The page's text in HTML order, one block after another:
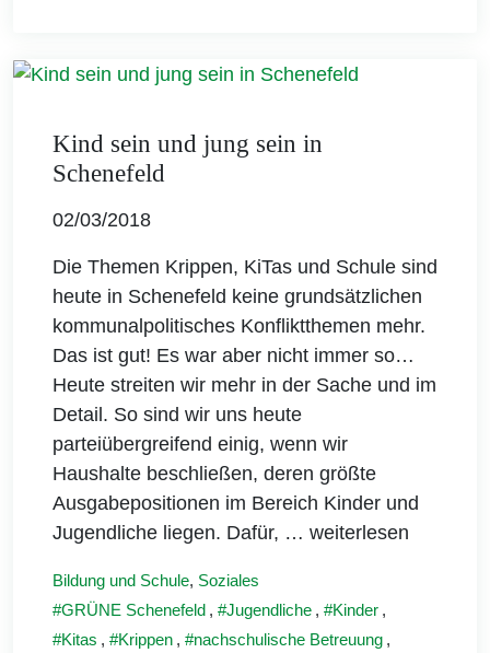
Kind sein und jung sein in
Schenefeld
02/03/2018
Die Themen Krippen, KiTas und Schule sind
heute in Schenefeld keine grundsätzlichen
kommunalpolitisches Konfliktthemen mehr.
Das ist gut! Es war aber nicht immer so…
Heute streiten wir mehr in der Sache und im
Detail. So sind wir uns heute
parteiübergreifend einig, wenn wir
Haushalte beschließen, deren größte
Ausgabepositionen im Bereich Kinder und
Jugendliche liegen. Dafür, … weiterlesen
Bildung und Schule, Soziales
GRÜNE Schenefeld , Jugendliche , Kinder ,
Kitas , Krippen , nachschulische Betreuung ,